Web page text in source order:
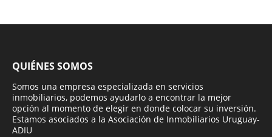
QUIÉNES SOMOS
Somos una empresa especializada en servicios
inmobiliarios, podemos ayudarlo a encontrar la mejor
opción al momento de elegir en donde colocar su inversión.
Estamos asociados a la Asociación de Inmobiliarios Uruguay-
ADIU